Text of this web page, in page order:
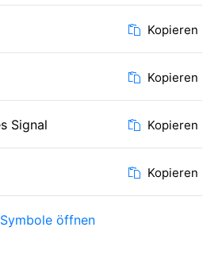
Kopieren
Kopieren
Signal Kopieren
Kopieren
öffnen